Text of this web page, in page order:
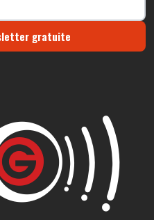
gratuite